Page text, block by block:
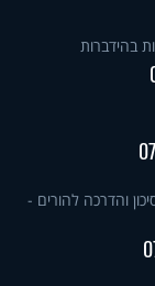
בהידברות
והדרכה להורים -